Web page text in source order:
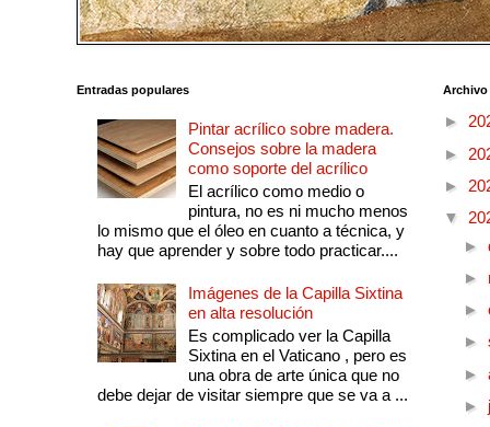
Entradas populares
Pintar acrílico sobre madera.
Consejos sobre la madera
como soporte del acrílico
El acrílico como medio o
pintura, no es ni mucho menos
lo mismo que el óleo en cuanto a técnica, y
hay que aprender y sobre todo practicar....
Imágenes de la Capilla Sixtina
en alta resolución
Es complicado ver la Capilla
Sixtina en el Vaticano , pero es
una obra de arte única que no
debe dejar de visitar siempre que se va a ...
►
►
►
▼
►
►
►
►
►
►